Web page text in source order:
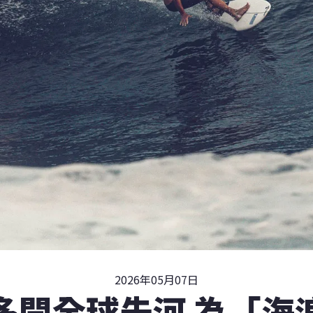
2026年05月07日